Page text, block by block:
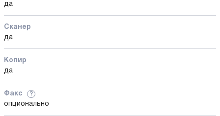
да
Сканер
да
Копир
да
Факс ?
опционально